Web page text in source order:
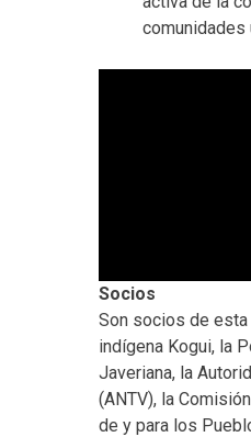
comunidades
Socios
Son socios de esta
indígena Kogui, la
Javeriana, la
(ANTV), la
de y para los